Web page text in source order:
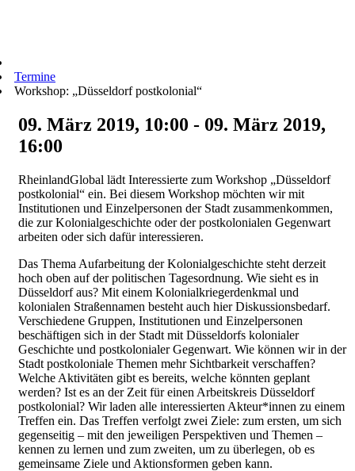
Termine
Workshop: „Düsseldorf postkolonial“
09. März 2019, 10:00 - 09. März 2019,
16:00
RheinlandGlobal lädt Interessierte zum Workshop „Düsseldorf
postkolonial“ ein. Bei diesem Workshop möchten wir mit
Institutionen und Einzelpersonen der Stadt zusammenkommen,
die zur Kolonialgeschichte oder der postkolonialen Gegenwart
arbeiten oder sich dafür interessieren.
Das Thema Aufarbeitung der Kolonialgeschichte steht derzeit
hoch oben auf der politischen Tagesordnung. Wie sieht es in
Düsseldorf aus? Mit einem Kolonialkriegerdenkmal und
kolonialen Straßennamen besteht auch hier Diskussionsbedarf.
Verschiedene Gruppen, Institutionen und Einzelpersonen
beschäftigen sich in der Stadt mit Düsseldorfs kolonialer
Geschichte und postkolonialer Gegenwart. Wie können wir in der
Stadt postkoloniale Themen mehr Sichtbarkeit verschaffen?
Welche Aktivitäten gibt es bereits, welche könnten geplant
werden? Ist es an der Zeit für einen Arbeitskreis Düsseldorf
postkolonial? Wir laden alle interessierten Akteur*innen zu einem
Treffen ein. Das Treffen verfolgt zwei Ziele: zum ersten, um sich
gegenseitig – mit den jeweiligen Perspektiven und Themen –
kennen zu lernen und zum zweiten, um zu überlegen, ob es
gemeinsame Ziele und Aktionsformen geben kann.